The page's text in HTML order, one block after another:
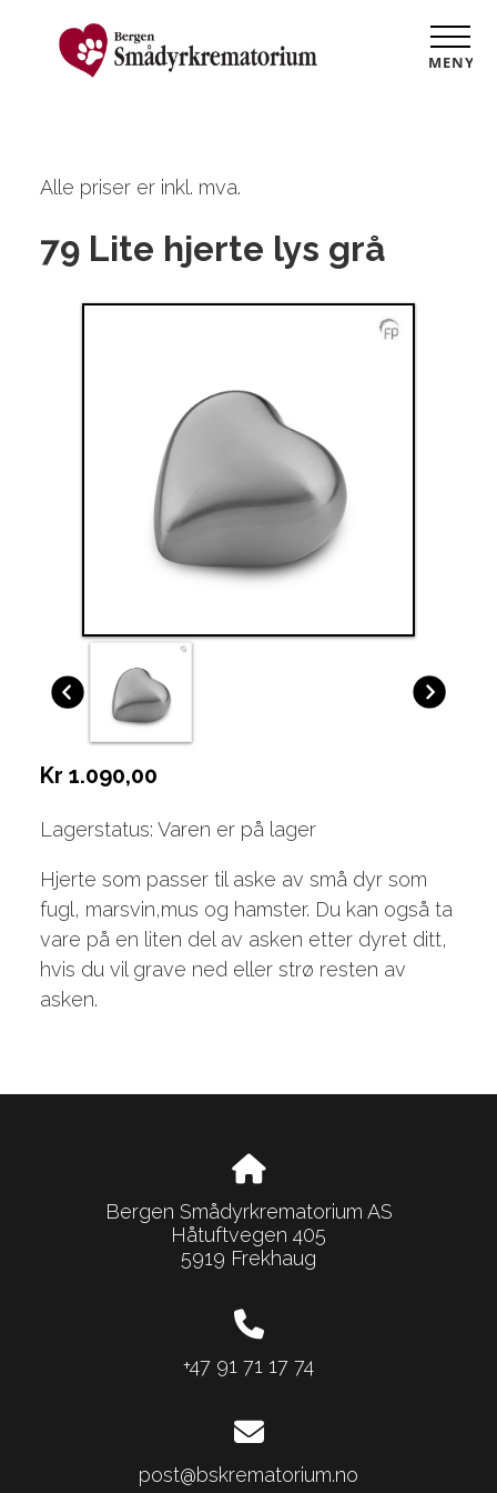
MENY
Alle priser er inkl. mva.
79 Lite hjerte lys grå
Kr 1.090,00
Lagerstatus: Varen er på lager
Hjerte som passer til aske av små dyr som
fugl, marsvin,mus og hamster. Du kan også ta
vare på en liten del av asken etter dyret ditt,
hvis du vil grave ned eller strø resten av
asken.
Bergen Smådyrkrematorium AS
Håtuftvegen 405
5919 Frekhaug
+47 91 71 17 74
post@bskrematorium.no